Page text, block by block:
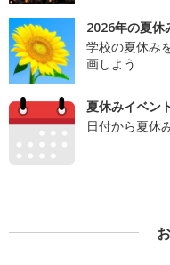
2026年の夏休
学校の夏休み
画しよう
夏休みイベン
日付から夏休